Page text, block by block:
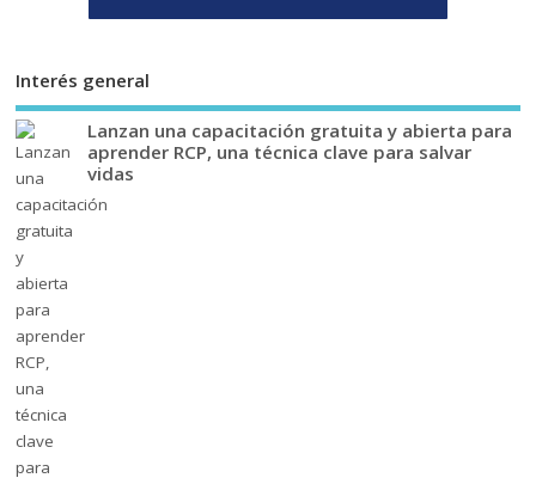
Interés general
Lanzan una capacitación gratuita y abierta para
aprender RCP, una técnica clave para salvar
vidas